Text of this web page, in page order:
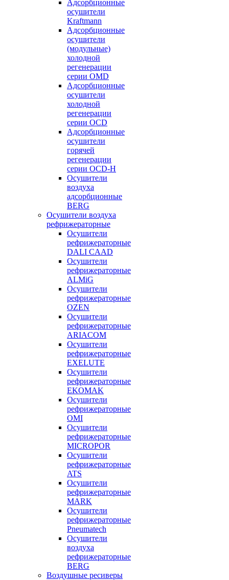
Адсорбционные
осушители
Kraftmann
Адсорбционные
осушители
(модульные)
холодной
регенерации
серии OMD
Адсорбционные
осушители
холодной
регенерации
серии OCD
Адсорбционные
осушители
горячей
регенерации
серии OСD-H
Осушители
воздуха
адсорбционные
BERG
Осушители воздуха
рефрижераторные
Осушители
рефрижераторные
DALI CAAD
Осушители
рефрижераторные
ALMiG
Осушители
рефрижераторные
OZEN
Осушители
рефрижераторные
ARIACOM
Осушители
рефрижераторные
EXELUTE
Осушители
рефрижераторные
EKOMAK
Осушители
рефрижераторные
OMI
Осушители
рефрижераторные
MICROPOR
Осушители
рефрижераторные
ATS
Осушители
рефрижераторные
MARK
Осушители
рефрижераторные
Pneumatech
Осушители
воздуха
рефрижераторные
BERG
Воздушные ресиверы